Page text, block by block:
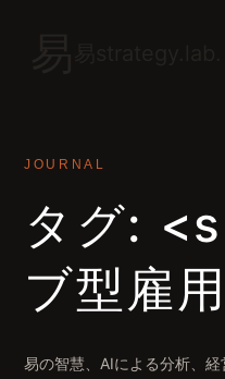
JOURNAL
タグ:
ブ型雇
易の智慧、AIによる分析、経